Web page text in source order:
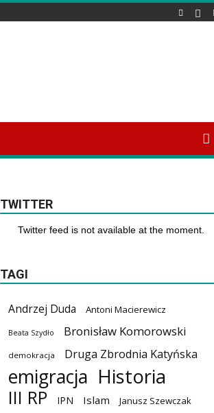
TWITTER
Twitter feed is not available at the moment.
TAGI
Andrzej Duda Antoni Macierewicz
Beata Szydło Bronisław Komorowski
demokracja Druga Zbrodnia Katyńska
emigracja Historia
III RP IPN Islam Janusz Szewczak